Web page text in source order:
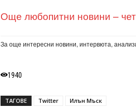
Още любопитни новини –
За още интересни новини, интервюта,
1940
ТАГОВЕ Twitter Илън Мъск